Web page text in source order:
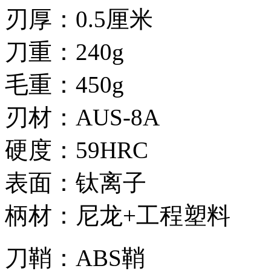
刃厚：0.5厘米
刀重：240g
毛重：450g
刃材：AUS-8A
硬度：59HRC
表面：钛离子
柄材：尼龙+工程塑料
刀鞘：ABS鞘